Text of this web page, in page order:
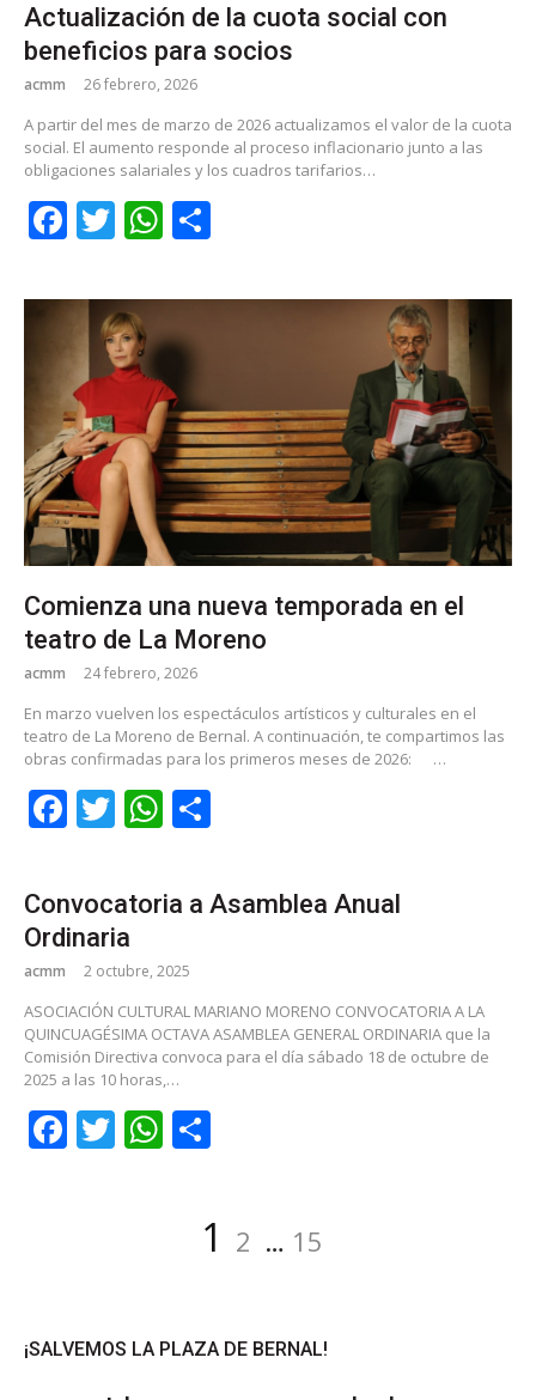
Actualización de la cuota social con
beneficios para socios
acmm 26 febrero, 2026
A partir del mes de marzo de 2026 actualizamos el valor de la cuota
social. El aumento responde al proceso inflacionario junto a las
obligaciones salariales y los cuadros tarifarios…
Facebook
TwitterWhatsApp
Comienza una nueva temporada en el
teatro de La Moreno
acmm 24 febrero, 2026
En marzo vuelven los espectáculos artísticos y culturales en el
teatro de La Moreno de Bernal. A continuación, te compartimos las
obras confirmadas para los primeros meses de 2026:
…
Facebook
TwitterWhatsApp
Convocatoria a Asamblea Anual
Ordinaria
acmm 2 octubre, 2025
ASOCIACIÓN CULTURAL MARIANO MORENO CONVOCATORIA A LA
QUINCUAGÉSIMA OCTAVA ASAMBLEA GENERAL ORDINARIA que la
Comisión Directiva convoca para el día sábado 18 de octubre de
2025 a las 10 horas,…
Facebook
TwitterWhatsApp
Página
1 Página
2 … Página
15
¡SALVEMOS LA PLAZA DE BERNAL!